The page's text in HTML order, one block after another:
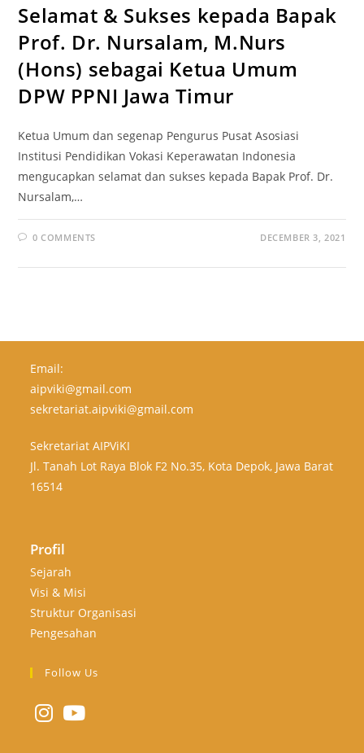
Selamat & Sukses kepada Bapak
Prof. Dr. Nursalam, M.Nurs
(Hons) sebagai Ketua Umum
DPW PPNI Jawa Timur
Ketua Umum dan segenap Pengurus Pusat Asosiasi
Institusi Pendidikan Vokasi Keperawatan Indonesia
mengucapkan selamat dan sukses kepada Bapak Prof. Dr.
Nursalam,…
0 COMMENTS DECEMBER 3, 2021
Email:
aipviki@gmail.com
sekretariat.aipviki@gmail.com
Sekretariat AIPViKI
Jl. Tanah Lot Raya Blok F2 No.35, Kota Depok, Jawa Barat
16514
Profil
Sejarah
Visi & Misi
Struktur Organisasi
Pengesahan
Follow Us